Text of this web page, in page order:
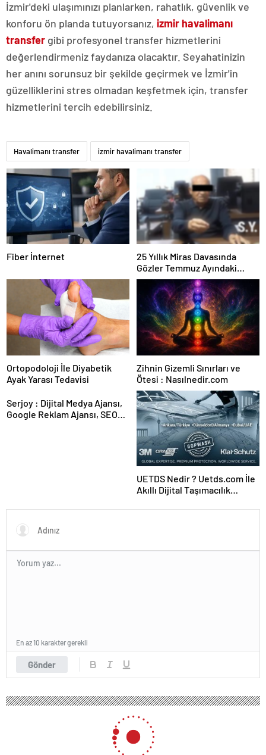
İzmir'deki ulaşımınızı planlarken, rahatlık, güvenlik ve
konforu ön planda tutuyorsanız, izmir havalimanı
transfer gibi profesyonel transfer hizmetlerini
değerlendirmeniz faydanıza olacaktır. Seyahatinizin
her anını sorunsuz bir şekilde geçirmek ve İzmir'in
güzelliklerini stres olmadan keşfetmek için, transfer
hizmetlerini tercih edebilirsiniz.
Havalimanı transfer izmir havalimanı transfer
Fiber İnternet
25 Yıllık Miras Davasında
Gözler Temmuz Ayındaki
Karar Duruşmasına Çevrildi
Ortopodoloji İle Diyabetik
Ayak Yarası Tedavisi
Zihnin Gizemli Sınırları ve
Ötesi : Nasılnedir.com
Serjoy : Dijital Medya Ajansı,
Google Reklam Ajansı, SEO
UETDS Nedir ? Uetds.com İle
Akıllı Dijital Taşımacılık
Gönder
En az 10 karakter gerekli